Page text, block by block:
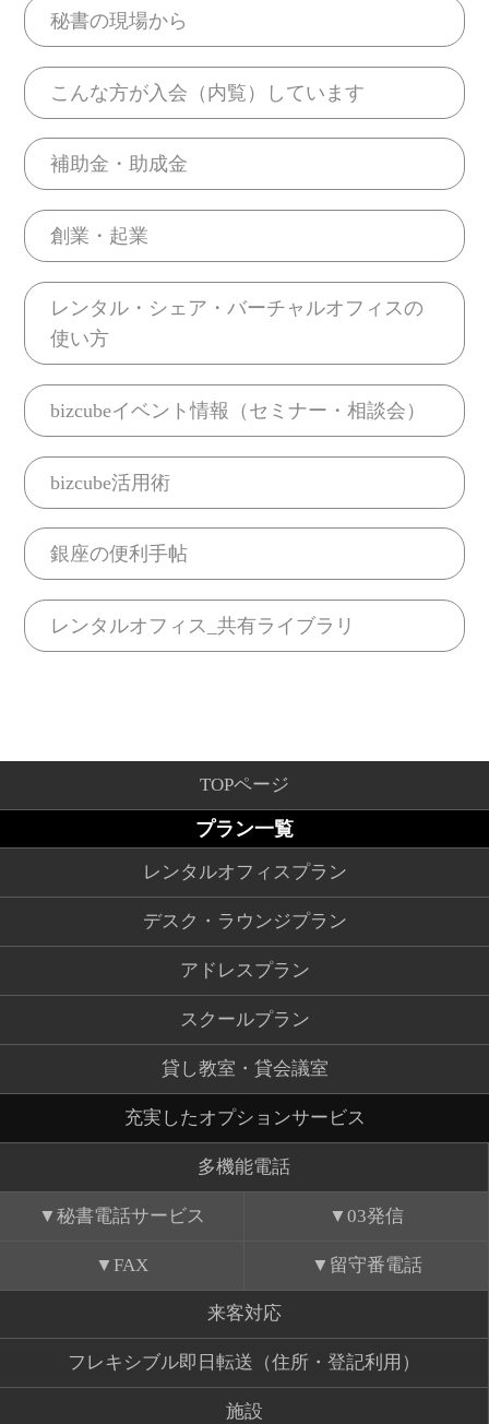
秘書の現場から
こんな方が入会（内覧）しています
補助金・助成金
創業・起業
レンタル・シェア・バーチャルオフィスの
使い方
bizcubeイベント情報（セミナー・相談会）
bizcube活用術
銀座の便利手帖
レンタルオフィス_共有ライブラリ
TOPページ
プラン一覧
レンタルオフィスプラン
デスク・ラウンジプラン
アドレスプラン
スクールプラン
貸し教室・貸会議室
充実したオプションサービス
多機能電話
秘書電話サービス 03発信
FAX 留守番電話
来客対応
フレキシブル即日転送（住所・登記利用）
施設